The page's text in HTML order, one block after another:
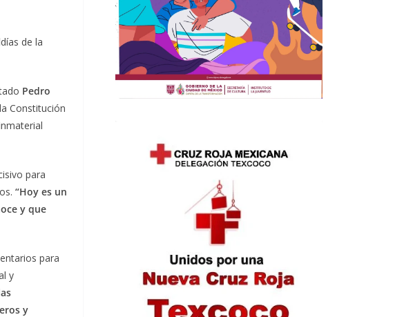
de la
Pedro
Constitución
para
“Hoy es un
y que
para
y
y